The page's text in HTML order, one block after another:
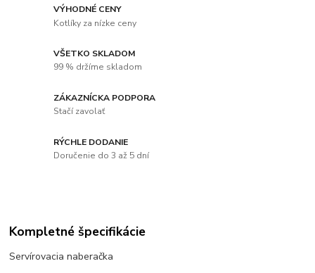
VÝHODNÉ CENY
Kotlíky za nízke ceny
VŠETKO SKLADOM
99 % držíme skladom
ZÁKAZNÍCKA PODPORA
Stačí zavolať
RÝCHLE DODANIE
Doručenie do 3 až 5 dní
Kompletné špecifikácie
Servírovacia naberačka